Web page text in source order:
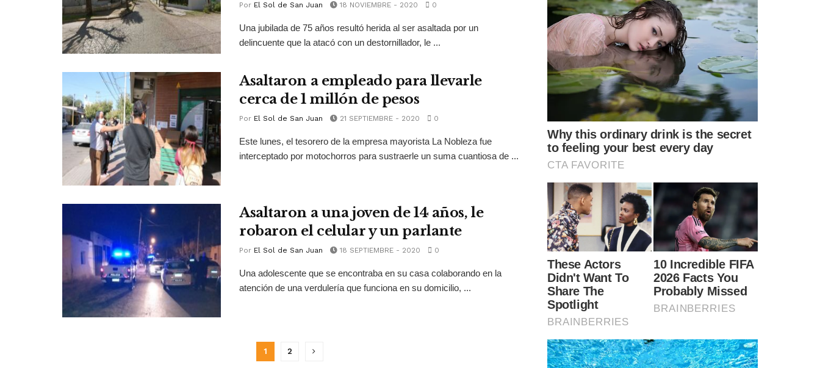
Por El Sol de San Juan 18 NOVIEMBRE - 2020 0
Una jubilada de 75 años resultó herida al ser asaltada por un
delincuente que la atacó con un destornillador, le ...
Asaltaron a empleado para llevarle
cerca de 1 millón de pesos
Por El Sol de San Juan 21 SEPTIEMBRE - 2020 0
Este lunes, el tesorero de la empresa mayorista La Nobleza fue
interceptado por motochorros para sustraerle un suma cuantiosa de ...
Asaltaron a una joven de 14 años, le
robaron el celular y un parlante
Por El Sol de San Juan 18 SEPTIEMBRE - 2020 0
Una adolescente que se encontraba en su casa colaborando en la
atención de una verdulería que funciona en su domicilio, ...
1 2